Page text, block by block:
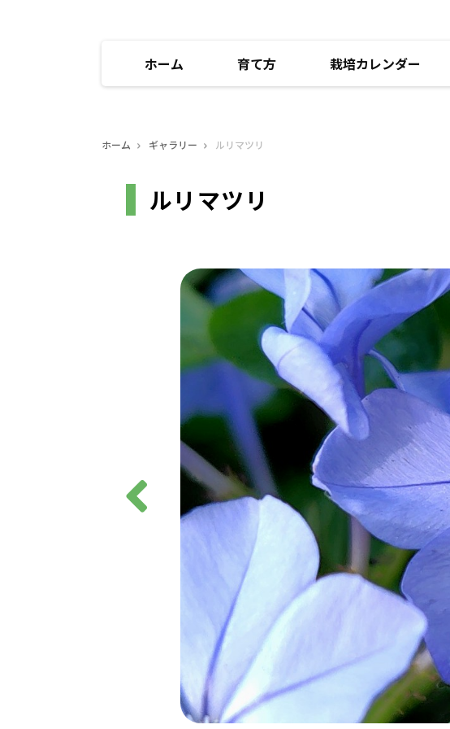
ホーム 育て方 栽培カレンダー
ホーム ギャラリー ルリマツリ
ルリマツリ